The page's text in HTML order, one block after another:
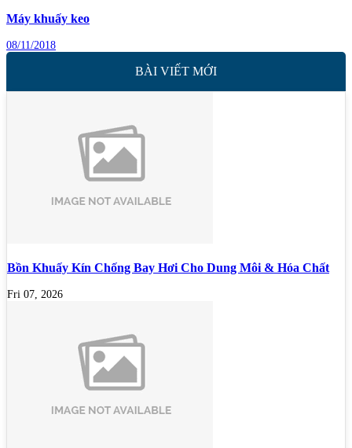
Máy khuấy keo
08/11/2018
BÀI VIẾT MỚI
Bồn Khuấy Kín Chống Bay Hơi Cho Dung Môi & Hóa Chất
Fri 07, 2026